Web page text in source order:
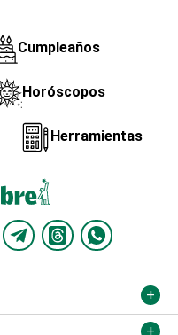
Cumpleaños
Horóscopos
Herramientas